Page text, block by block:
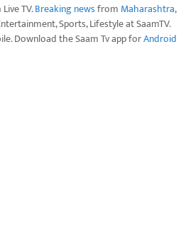
TV.Breaking newsfrom Maharashtra,
Sports, Lifestyle at SaamTV.
Download the Saam Tv app forAndroid